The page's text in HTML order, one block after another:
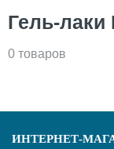
Гель-лаки
0 товаров
ИНТЕРНЕТ-